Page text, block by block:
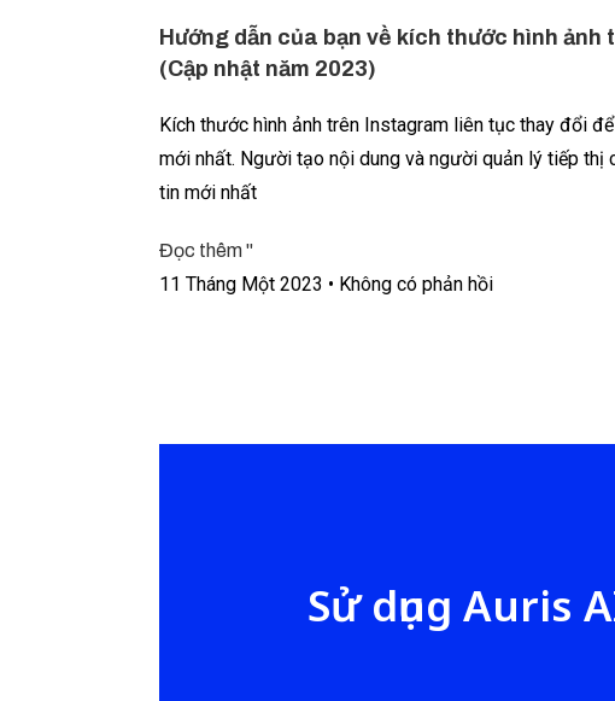
Hướng dẫn của bạn về kích thước hình ảnh
(Cập nhật năm 2023)
Kích thước hình ảnh trên Instagram liên tục thay đổi
mới nhất. Người tạo nội dung và người quản lý tiếp thị
tin mới nhất
Đọc thêm "
11 Tháng Một 2023 Không có phản hồi
Sử dụng Auris